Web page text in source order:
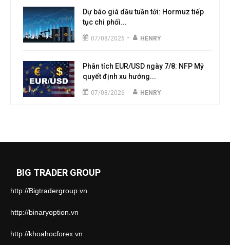
Dự báo giá dầu tuần tới: Hormuz tiếp
tục chi phối...
07/08/2026 - HENRY
Phân tích EUR/USD ngày 7/8: NFP Mỹ
quyết định xu hướng...
07/08/2026 - HENRY
BIG TRADER GROUP
http://Bigtradergroup.vn
http://binaryoption.vn
http://khoahocforex.vn